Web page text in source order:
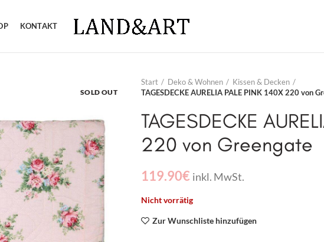
KONTAKT
SOLD OUT
Start Deko & Wohnen
Kissen & Decken
TAGESDECKE AURELIA PALE PINK 140X 220 von
TAGESDECKE
220 von Greengate
119.90€ inkl. MwSt.
Nicht vorrätig
Zur Wunschliste hinzufügen